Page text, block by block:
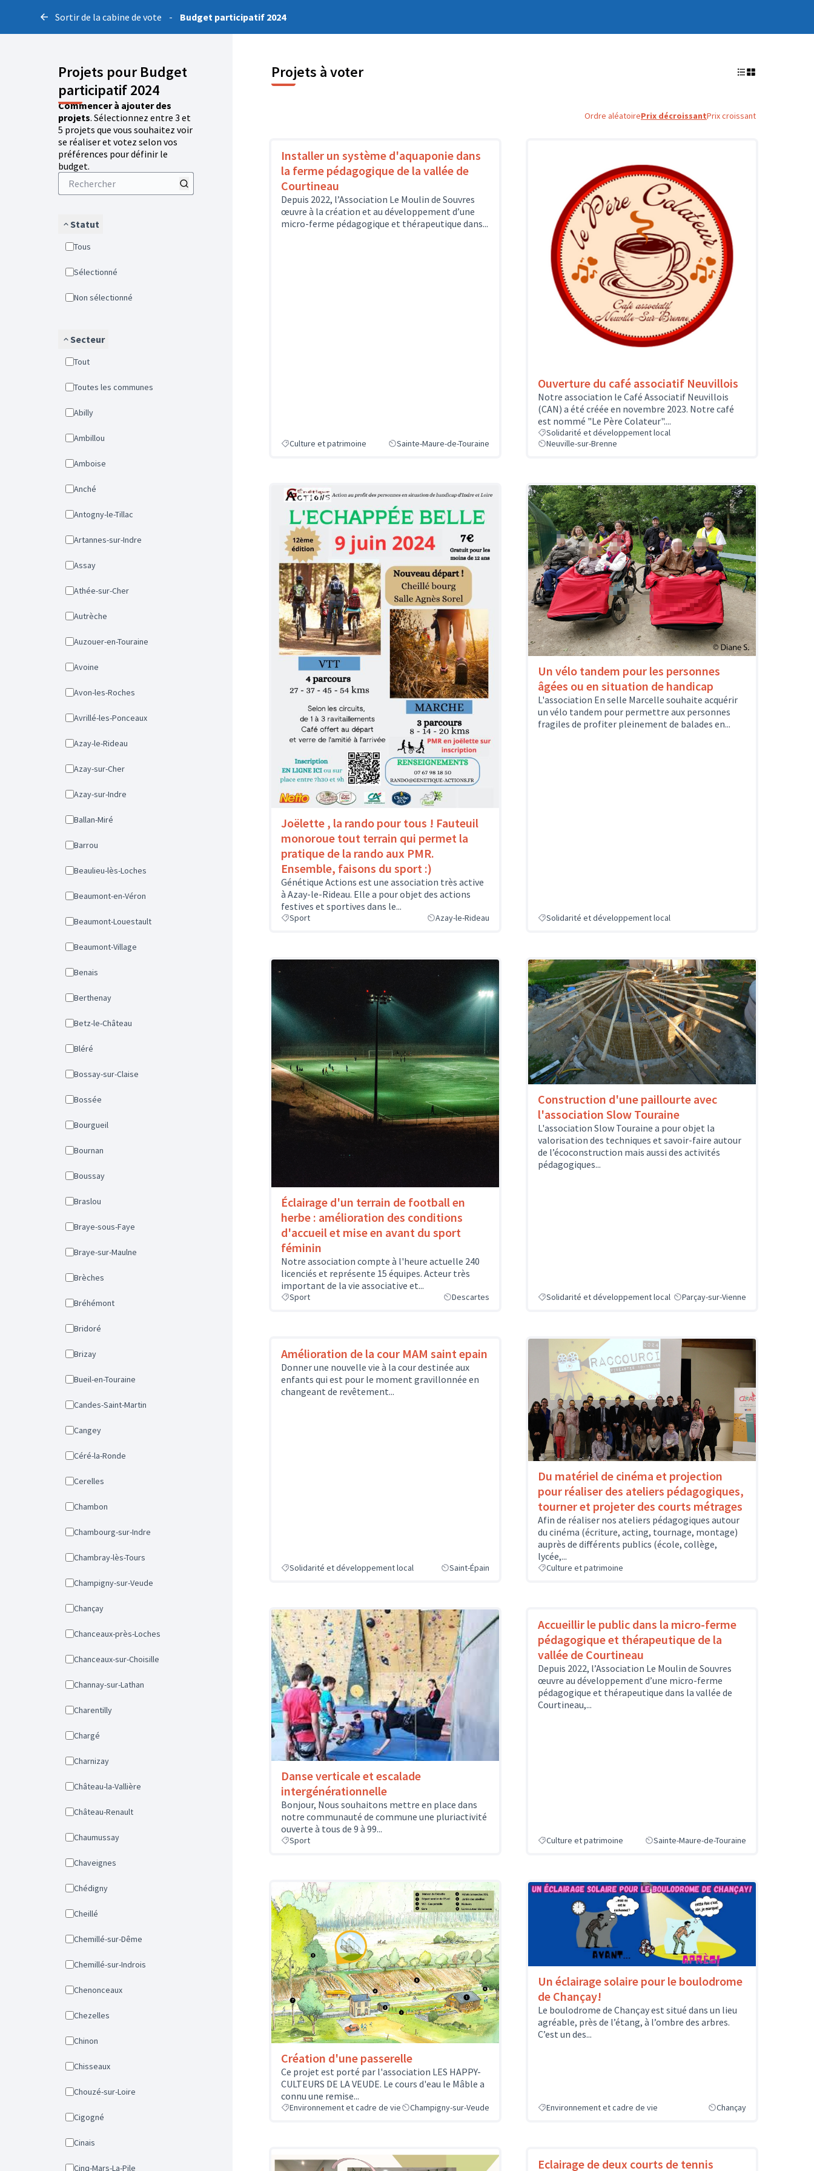
Sortir de la cabine de vote - Budget participatif 2024
Projets pour Budget
participatif 2024
Commencer à ajouter des
projets. Sélectionnez entre 3 et
5 projets que vous souhaitez voir
se réaliser et votez selon vos
préférences pour définir le
budget.
Statut
Tous
Sélectionné
Non sélectionné
Secteur
Tout
Toutes les communes
Abilly
Ambillou
Amboise
Anché
Antogny-le-Tillac
Artannes-sur-Indre
Assay
Athée-sur-Cher
Autrèche
Auzouer-en-Touraine
Avoine
Avon-les-Roches
Avrillé-les-Ponceaux
Azay-le-Rideau
Azay-sur-Cher
Azay-sur-Indre
Ballan-Miré
Barrou
Beaulieu-lès-Loches
Beaumont-en-Véron
Beaumont-Louestault
Beaumont-Village
Benais
Berthenay
Betz-le-Château
Bléré
Bossay-sur-Claise
Bossée
Bourgueil
Bournan
Boussay
Braslou
Braye-sous-Faye
Braye-sur-Maulne
Brèches
Bréhémont
Bridoré
Brizay
Bueil-en-Touraine
Candes-Saint-Martin
Cangey
Céré-la-Ronde
Cerelles
Chambon
Chambourg-sur-Indre
Chambray-lès-Tours
Champigny-sur-Veude
Chançay
Chanceaux-près-Loches
Chanceaux-sur-Choisille
Channay-sur-Lathan
Charentilly
Chargé
Charnizay
Château-la-Vallière
Château-Renault
Chaumussay
Chaveignes
Chédigny
Cheillé
Chemillé-sur-Dême
Chemillé-sur-Indrois
Chenonceaux
Chezelles
Chinon
Chisseaux
Chouzé-sur-Loire
Cigogné
Cinais
Cinq-Mars-La-Pile
Projets à voter
Ordre aléatoirePrix décroissantPrix croissant
Installer un système d'aquaponie dans
la ferme pédagogique de la vallée de
Courtineau
Depuis 2022, l’Association Le Moulin de Souvres
œuvre à la création et au développement d’une
micro-ferme pédagogique et thérapeutique dans...
Culture et patrimoine Sainte-Maure-de-Touraine
Ouverture du café associatif Neuvillois
Notre association le Café Associatif Neuvillois
(CAN) a été créée en novembre 2023. Notre café
est nommé "Le Père Colateur"....
Solidarité et développement local
Neuville-sur-Brenne
Joëlette , la rando pour tous ! Fauteuil
monoroue tout terrain qui permet la
pratique de la rando aux PMR.
Ensemble, faisons du sport :)
Génétique Actions est une association très active
à Azay-le-Rideau. Elle a pour objet des actions
festives et sportives dans le...
Sport Azay-le-Rideau
Un vélo tandem pour les personnes
âgées ou en situation de handicap
L'association En selle Marcelle souhaite acquérir
un vélo tandem pour permettre aux personnes
fragiles de profiter pleinement de balades en...
Solidarité et développement local
Éclairage d'un terrain de football en
herbe : amélioration des conditions
d'accueil et mise en avant du sport
féminin
Notre association compte à l'heure actuelle 240
licenciés et représente 15 équipes. Acteur très
important de la vie associative et...
Sport Descartes
Construction d'une paillourte avec
l'association Slow Touraine
L'association Slow Touraine a pour objet la
valorisation des techniques et savoir-faire autour
de l’écoconstruction mais aussi des activités
pédagogiques...
Solidarité et développement local Parçay-sur-Vienne
Amélioration de la cour MAM saint epain
Donner une nouvelle vie à la cour destinée aux
enfants qui est pour le moment gravillonnée en
changeant de revêtement...
Solidarité et développement local Saint-Épain
Du matériel de cinéma et projection
pour réaliser des ateliers pédagogiques,
tourner et projeter des courts métrages
Afin de réaliser nos ateliers pédagogiques autour
du cinéma (écriture, acting, tournage, montage)
auprès de différents publics (école, collège,
lycée,...
Culture et patrimoine
Danse verticale et escalade
intergénérationnelle
Bonjour, Nous souhaitons mettre en place dans
notre communauté de commune une pluriactivité
ouverte à tous de 9 à 99...
Sport
Accueillir le public dans la micro-ferme
pédagogique et thérapeutique de la
vallée de Courtineau
Depuis 2022, l’Association Le Moulin de Souvres
œuvre au développement d’une micro-ferme
pédagogique et thérapeutique dans la vallée de
Courtineau,...
Culture et patrimoine Sainte-Maure-de-Touraine
Création d'une passerelle
Ce projet est porté par l'association LES HAPPY-
CULTEURS DE LA VEUDE. Le cours d'eau le Mâble a
connu une remise...
Environnement et cadre de vie Champigny-sur-Veude
Un éclairage solaire pour le boulodrome
de Chançay!
Le boulodrome de Chançay est situé dans un lieu
agréable, près de l’étang, à l’ombre des arbres.
C’est un des...
Environnement et cadre de vie Chançay
Eclairage de deux courts de tennis